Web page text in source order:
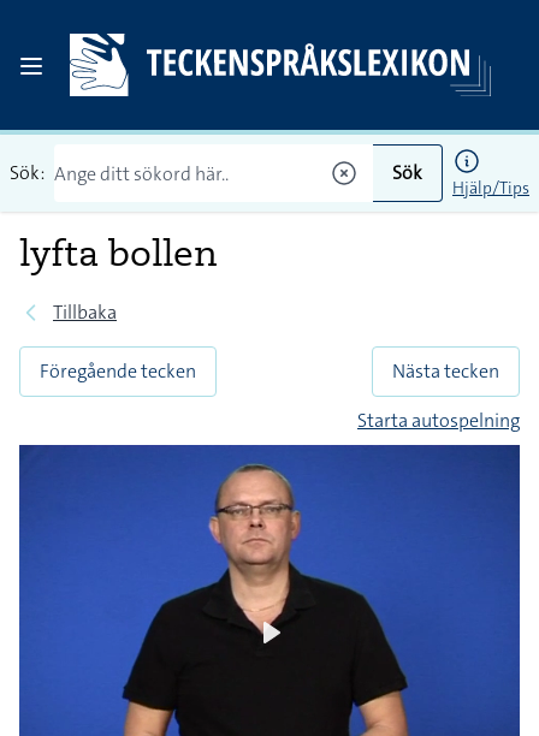
Sök: Sök
Hjälp/Tips
lyfta bollen
Tillbaka
Föregående tecken
Nästa tecken
Starta autospelning